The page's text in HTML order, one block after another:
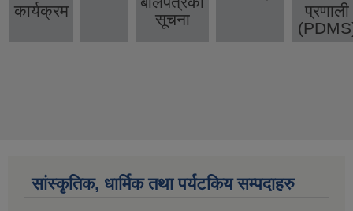
कार्यक्रम
सूचना
प्रणाली
सांस्कृतिक, धार्मिक तथा पर्यटकिय सम्पदाहरु